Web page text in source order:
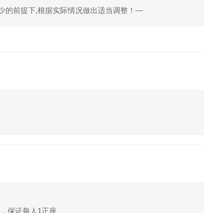
的前提下,根据实际情况做出适当调整！—
保证每人1正座